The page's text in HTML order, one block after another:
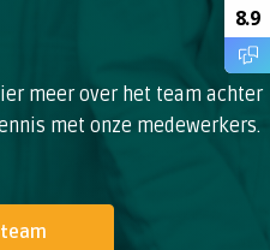
meer over het team achter
met onze medewerkers.
8.9